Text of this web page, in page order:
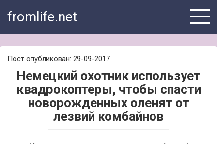
fromlife.net
Пост опубликован: 29-09-2017
Немецкий охотник использует
квадрокоптеры, чтобы спасти
новорожденных оленят от
лезвий комбайнов